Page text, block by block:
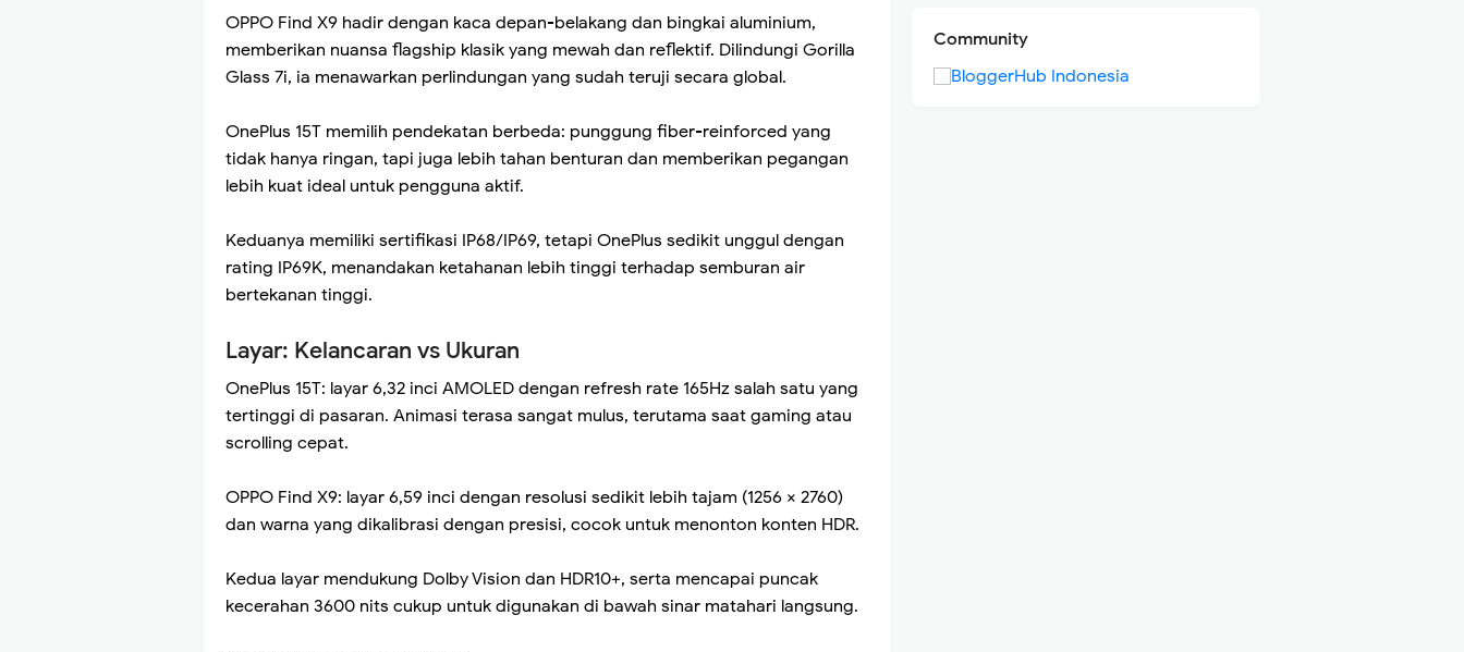
OPPO Find X9 hadir dengan kaca depan-belakang dan bingkai aluminium,
memberikan nuansa flagship klasik yang mewah dan reflektif. Dilindungi Gorilla
Glass 7i, ia menawarkan perlindungan yang sudah teruji secara global.
OnePlus 15T memilih pendekatan berbeda: punggung fiber-reinforced yang
tidak hanya ringan, tapi juga lebih tahan benturan dan memberikan pegangan
lebih kuat ideal untuk pengguna aktif.
Keduanya memiliki sertifikasi IP68/IP69, tetapi OnePlus sedikit unggul dengan
rating IP69K, menandakan ketahanan lebih tinggi terhadap semburan air
bertekanan tinggi.
Layar: Kelancaran vs Ukuran
OnePlus 15T: layar 6,32 inci AMOLED dengan refresh rate 165Hz salah satu yang
tertinggi di pasaran. Animasi terasa sangat mulus, terutama saat gaming atau
scrolling cepat.
OPPO Find X9: layar 6,59 inci dengan resolusi sedikit lebih tajam (1256 × 2760)
dan warna yang dikalibrasi dengan presisi, cocok untuk menonton konten HDR.
Kedua layar mendukung Dolby Vision dan HDR10+, serta mencapai puncak
kecerahan 3600 nits cukup untuk digunakan di bawah sinar matahari langsung.
Community